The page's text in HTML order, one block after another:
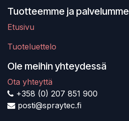
Tuotteemme ja palvelumme
Etusivu
Tuoteluettelo
Ole meihin yhteydessä
Ota yhteyttä
+358 (0) 207 851 900
posti@spraytec.fi